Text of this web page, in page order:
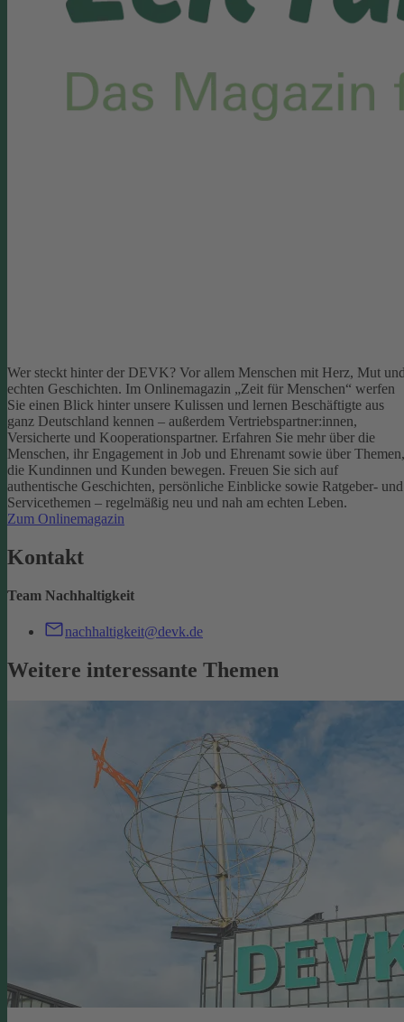
Wer steckt hinter der DEVK? Vor allem Menschen mit Herz, Mut
echten Geschichten. Im Onlinemagazin „Zeit für Menschen“ werfen
Sie einen Blick hinter unsere Kulissen und lernen Beschäftigte aus
ganz Deutschland kennen – außerdem Vertriebspartner:innen,
Versicherte und Kooperationspartner. Erfahren Sie mehr über die
Menschen, ihr Engagement in Job und Ehrenamt sowie über Themen,
die Kundinnen und Kunden bewegen. Freuen Sie sich auf
authentische Geschichten, persönliche Einblicke sowie Ratgeber- und
Servicethemen – regelmäßig neu und nah am echten Leben.
Zum Onlinemagazin
Kontakt
Team Nachhaltigkeit
nachhaltigkeit@devk.de
Weitere interessante Themen